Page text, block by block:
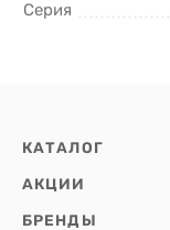
Серия
КАТАЛОГ
АКЦИИ
БРЕНДЫ